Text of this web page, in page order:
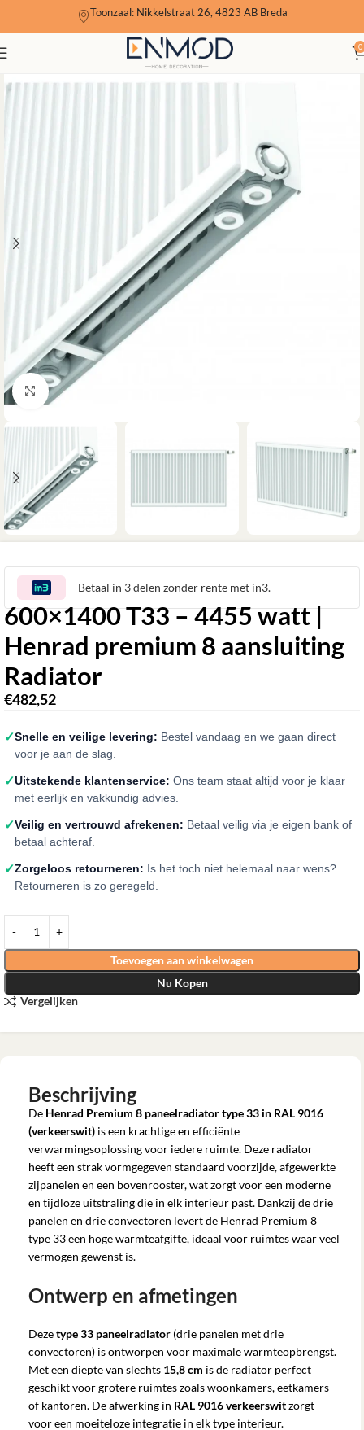
Toonzaal: Nikkelstraat 26, 4823 AB Breda
0
Klik om te vergroten
Betaal in 3 delen zonder rente met in3.
600×1400 T33 – 4455 watt |
Henrad premium 8 aansluiting
Radiator
€482,52
✓Snelle en veilige levering: Bestel vandaag en we gaan direct
voor je aan de slag.
✓Uitstekende klantenservice: Ons team staat altijd voor je klaar
met eerlijk en vakkundig advies.
✓Veilig en vertrouwd afrekenen: Betaal veilig via je eigen bank of
betaal achteraf.
✓Zorgeloos retourneren: Is het toch niet helemaal naar wens?
Retourneren is zo geregeld.
Toevoegen aan winkelwagen
Nu Kopen
Vergelijken
Beschrijving
De Henrad Premium 8 paneelradiator type 33 in RAL 9016
(verkeerswit) is een krachtige en efficiënte
verwarmingsoplossing voor iedere ruimte. Deze radiator
heeft een strak vormgegeven standaard voorzijde, afgewerkte
zijpanelen en een bovenrooster, wat zorgt voor een moderne
en tijdloze uitstraling die in elk interieur past. Dankzij de drie
panelen en drie convectoren levert de Henrad Premium 8
type 33 een hoge warmteafgifte, ideaal voor ruimtes waar veel
vermogen gewenst is.
Ontwerp en afmetingen
Dezetype 33 paneelradiator (drie panelen met drie
convectoren) is ontworpen voor maximale warmteopbrengst.
Met een diepte van slechts 15,8 cm is de radiator perfect
geschikt voor grotere ruimtes zoals woonkamers, eetkamers
of kantoren. De afwerking in RAL 9016 verkeerswitzorgt
voor een moeiteloze integratie in elk type interieur.